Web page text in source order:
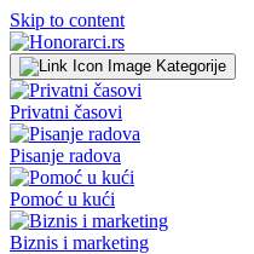
Skip to content
Kategorije
Privatni časovi
Pisanje radova
Pomoć u kući
Biznis i marketing